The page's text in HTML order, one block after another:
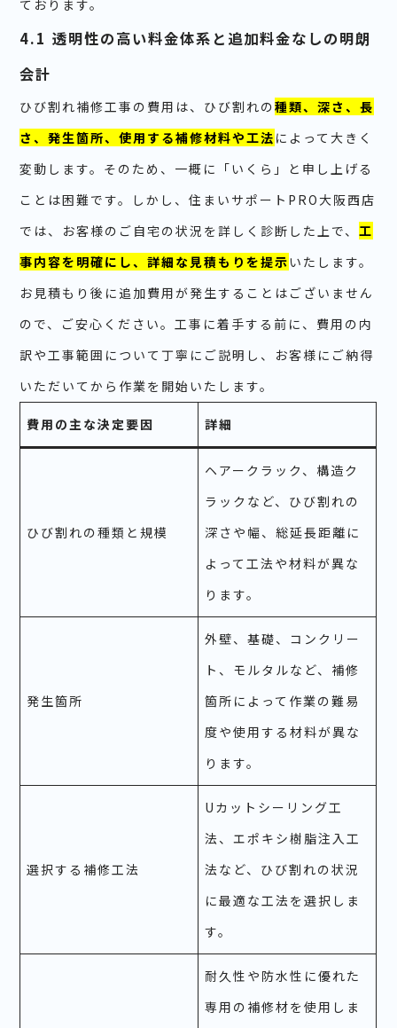
ております。
4.1 透明性の高い料金体系と追加料金なしの明朗
会計
ひび割れ補修工事の費用は、ひび割れの種類、深さ、長
さ、発生箇所、使用する補修材料や工法 によって大きく
変動します。そのため、一概に「いくら」と申し上げる
ことは困難です。しかし、住まいサポートPRO大阪西店
では、お客様のご自宅の状況を詳しく診断した上で、工
事内容を明確にし、詳細な見積もりを提示いたします。
お見積もり後に追加費用が発生することはございません
ので、ご安心ください。工事に着手する前に、費用の内
訳や工事範囲について丁寧にご説明し、お客様にご納得
いただいてから作業を開始いたします。
費用の主な決定要因 詳細
ひび割れの種類と規模
ヘアークラック、構造ク
ラックなど、ひび割れの
深さや幅、総延長距離に
よって工法や材料が異な
ります。
発生箇所
外壁、基礎、コンクリー
ト、モルタルなど、補修
箇所によって作業の難易
度や使用する材料が異な
ります。
選択する補修工法
Uカットシーリング工
法、エポキシ樹脂注入工
法など、ひび割れの状況
に最適な工法を選択しま
す。
耐久性や防水性に優れた
専用の補修材を使用しま